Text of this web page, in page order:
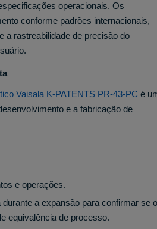
operacionais. Os
conforme padrões internacionais,
a rastreabilidade de precisão do
Vaisala K-PATENTS PR-43-PC é
e a fabricação de
e operações.
a expansão para confirmar se o
equivalência de processo.